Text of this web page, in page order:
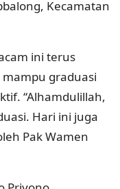
Kecamatan
ini terus
graduasi
“Alhamdulillah,
Hari ini juga
Pak Wamen